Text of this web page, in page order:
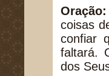
Oração:
coisas
confiar
faltará.
dos